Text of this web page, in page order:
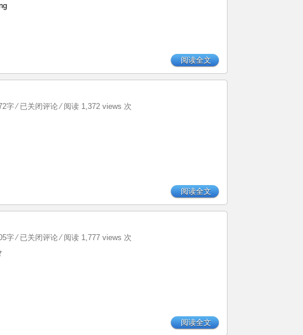
阅读全文
字⁄ Rain
已关闭评论⁄ 阅读 1,372 views 次
阅读全文
字⁄ 蒼
已关闭评论⁄ 阅读 1,777 views 次
阅读全文